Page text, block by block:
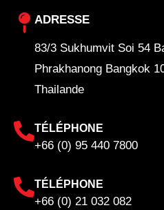
ADRESSE
83/3 Sukhumvit Soi 54
Phrakhanong Bangkok
Thailande
TÉLÉPHONE
+66 (0) 95 440 7800
TÉLÉPHONE
+66 (0) 21 032 082